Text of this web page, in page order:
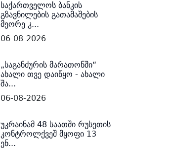
საქართველოს ბანკის
გზავნილების გათამაშების
მეორე კ...
06-08-2026
„საგანძურის მარათონში“
ახალი თვე დაიწყო - ახალი
შა...
06-08-2026
უკრაინამ 48 საათში რუსეთის
კონტროლქვეშ მყოფი 13
ენ...